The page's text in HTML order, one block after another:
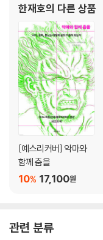
한재호의 다른 상품
[예스리커버] 악마와
함께 춤을
17,100원
10%
관련 분류